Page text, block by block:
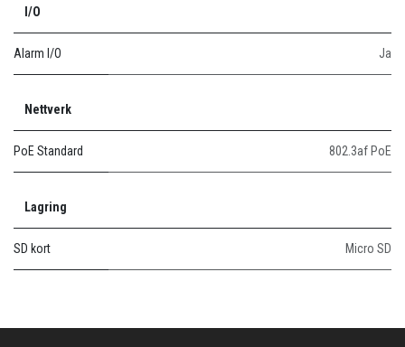
I/O
Alarm I/O Ja
Nettverk
PoE Standard 802.3af PoE
Lagring
SD kort Micro SD